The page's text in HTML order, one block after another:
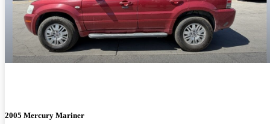
2005 Mercury Mariner